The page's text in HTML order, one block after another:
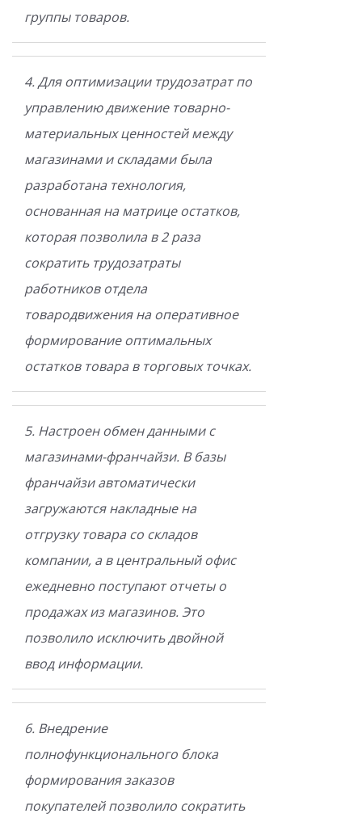
группы товаров.
4. Для оптимизации трудозатрат по
управлению движение товарно-
материальных ценностей между
магазинами и складами была
разработана технология,
основанная на матрице остатков,
которая позволила в 2 раза
сократить трудозатраты
работников отдела
товародвижения на оперативное
формирование оптимальных
остатков товара в торговых точках.
5. Настроен обмен данными с
магазинами-франчайзи. В базы
франчайзи автоматически
загружаются накладные на
отгрузку товара со складов
компании, а в центральный офис
ежедневно поступают отчеты о
продажах из магазинов. Это
позволило исключить двойной
ввод информации.
6. Внедрение
полнофункционального блока
формирования заказов
покупателей позволило сократить